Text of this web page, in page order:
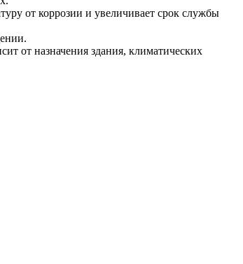
от коррозии и увеличивает срок службы
от назначения здания, климатических